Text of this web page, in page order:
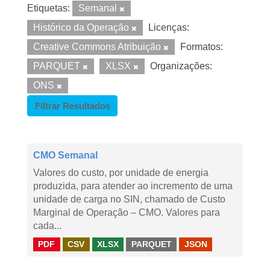
Etiquetas:
Semanal
Histórico da Operação
Licenças:
Creative Commons Atribuição
Formatos:
PARQUET
XLSX
Organizações:
ONS
Filtrar Resultados
CMO Semanal
Valores do custo, por unidade de energia
produzida, para atender ao incremento de uma
unidade de carga no SIN, chamado de Custo
Marginal de Operação – CMO. Valores para
cada...
PDF CSV XLSX PARQUET JSON